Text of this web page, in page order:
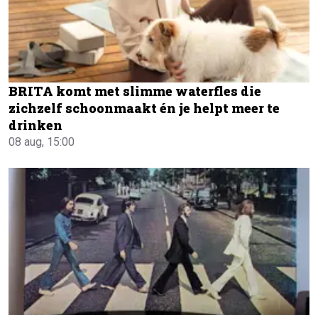
BRITA komt met slimme waterfles die
zichzelf schoonmaakt én je helpt meer te
drinken
08 aug, 15:00